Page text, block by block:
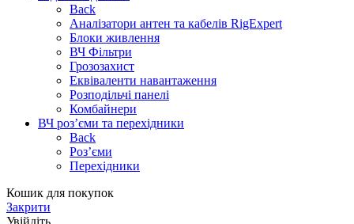
Back
Аналізатори антен та кабелів RigExpert
Блоки живлення
ВЧ Фільтри
Грозозахист
Еквіваленти навантаження
Розподільчі панелі
Комбайнери
ВЧ роз’єми та перехідники
Back
Роз’єми
Перехідники
Кошик для покупок
Закрити
Увійдіть